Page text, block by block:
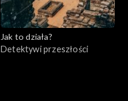
Jak to działa?
Detektywi przeszłości